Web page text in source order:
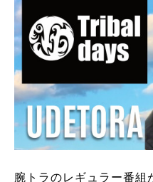
腕トラのレギュラー番組